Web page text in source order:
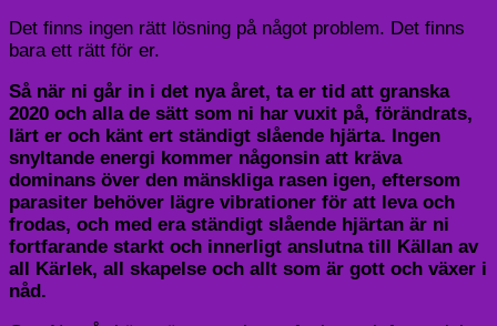
Det finns ingen rätt lösning på något problem. Det finns
bara ett rätt för er.
Så när ni går in i det nya året, ta er tid att granska
2020 och alla de sätt som ni har vuxit på, förändrats,
lärt er och känt ert ständigt slående hjärta. Ingen
snyltande energi kommer någonsin att kräva
dominans över den mänskliga rasen igen, eftersom
parasiter behöver lägre vibrationer för att leva och
frodas, och med era ständigt slående hjärtan är ni
fortfarande starkt och innerligt anslutna till Källan av
all Kärlek, all skapelse och allt som är gott och växer i
nåd.